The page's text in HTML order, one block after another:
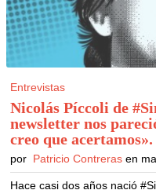
Entrevistas
Nicolás Píccoli de
newsletter nos
creo que acertamos».
por Patricio Contreras en
Hace casi dos años nació